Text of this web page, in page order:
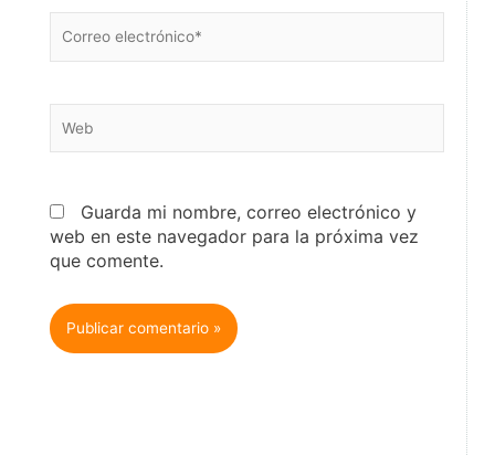
electrónico*
Guarda mi nombre, correo electrónico y
web en este navegador para la próxima vez
que comente.